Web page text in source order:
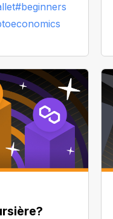
n'ayez crainte
guide du
#beginners